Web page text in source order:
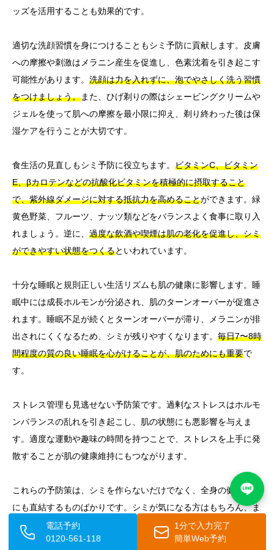
ッズを活用することも効果的です。
適切な洗顔習慣を身につけることもシミ予防に貢献します。皮膚
への摩擦や刺激はメラニン産生を促進し、色素沈着を引き起こす
可能性があります。 洗顔は力を入れずに、泡でやさしく洗う習慣
をつけましょう。また、ひげ剃りの際はシェービングクリームや
ジェルを使って肌への摩擦を最小限に抑え、剃り終わった後は保
湿ケアを行うことが大切です。
食生活の見直しもシミ予防に役立ちます。 ビタミンC、ビタミン
E、βカロテンなどの抗酸化ビタミンを積極的に摂取すること
で、紫外線ダメージに対する抵抗力を高めることができます。緑
黄色野菜、フルーツ、ナッツ類などをバランスよく食事に取り入
れましょう。逆に、 過度な飲酒や喫煙は肌の老化を促進し、シミ
ができやすい状態をつくるといわれています。
十分な睡眠と規則正しい生活リズムも肌の健康に影響します。睡
眠中には成長ホルモンが分泌され、肌のターンオーバーが促進さ
れます。睡眠不足が続くとターンオーバーが滞り、メラニンが排
出されにくくなるため、シミが残りやすくなります。 毎日7〜8時
間程度の質の良い睡眠を心がけることが、肌のためにも重要で
す。
ストレス管理も見逃せない予防策です。過剰なストレスはホルモ
ンバランスの乱れを引き起こし、肌の状態にも悪影響を与えま
す。適度な運動や趣味の時間を持つことで、ストレスを上手に発
散することが肌の健康維持にもつながります。
これらの予防策は、シミを作らないだけでなく、全身の健康維持
にも直結するものばかりです。シミが気になる方はもちろん、ま
だシミが目立たない若い年代の男性にも、今日から実践すること
をおすすめします。
電話予約
0120-561-118
1分で入力完了
簡単Web予約